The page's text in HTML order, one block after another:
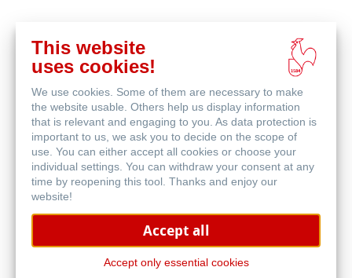
Comprar
en
línea
This website
uses cookies!
We use cookies. Some of them are necessary to make
the website usable. Others help us display information
that is relevant and engaging to you. As data protection is
important to us, we ask you to decide on the scope of
use. You can either accept all cookies or choose your
individual settings. You can withdraw your consent at any
time by reopening this tool. Thanks and enjoy our
website!
Accept all
Accept only essential cookies